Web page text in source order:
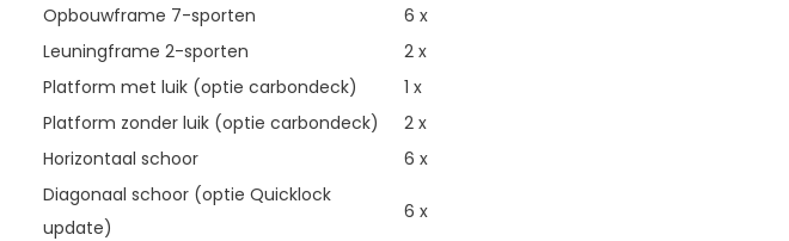
Opbouwframe 7-sporten
6 x
Leuningframe 2-sporten
2 x
Platform met luik (optie carbondeck)
1 x
Platform zonder luik (optie carbondeck)
2 x
Horizontaal schoor
6 x
Diagonaal schoor (optie Quicklock
update)
6 x